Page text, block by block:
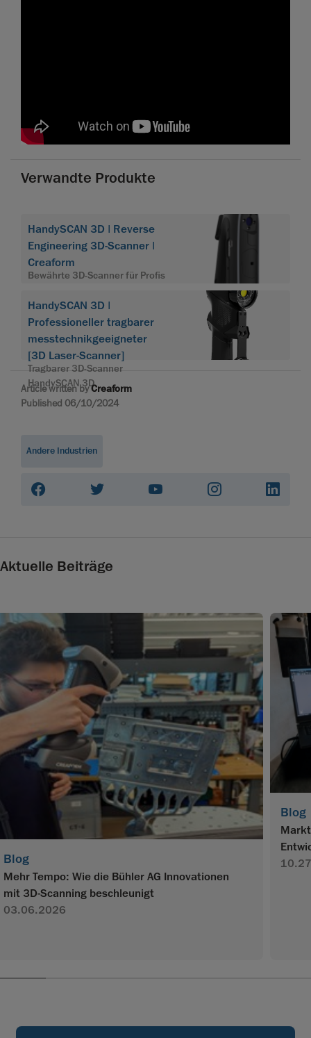
Verwandte Produkte
HandySCAN 3D | Reverse
Engineering 3D-Scanner |
Creaform
Bewährte 3D-Scanner für Profis
HandySCAN 3D |
Professioneller tragbarer
messtechnikgeeigneter
[3D Laser-Scanner]
Tragbarer 3D-Scanner
HandySCAN 3D
Article written byCreaform
Published 06/10/2024
Andere Industrien
Aktuelle Beiträge
Blog
Mehr Tempo: Wie die Bühler AG Innovationen
mit 3D-Scanning beschleunigt
03.06.2026
Blog